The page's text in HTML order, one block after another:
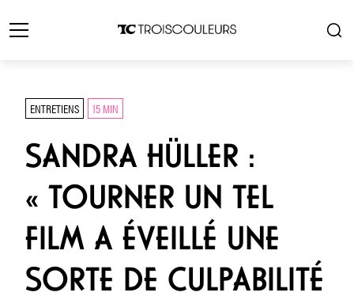
ENTRETIENS 15 MIN
SANDRA HÜLLER :
« TOURNER UN TEL
FILM A ÉVEILLÉ UNE
SORTE DE CULPABILITÉ